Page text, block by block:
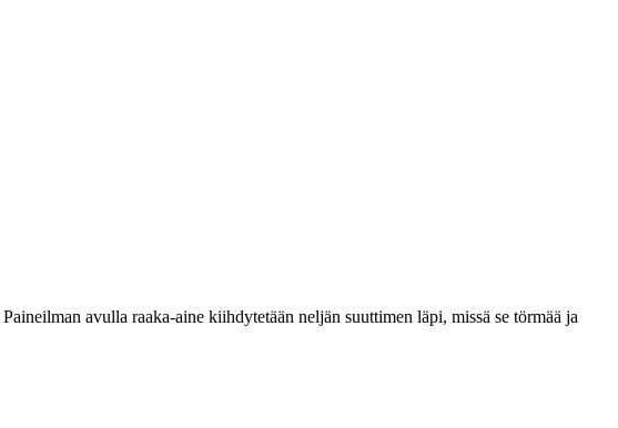
avulla raaka-aine kiihdytetään neljän suuttimen läpi, missä se törmää ja